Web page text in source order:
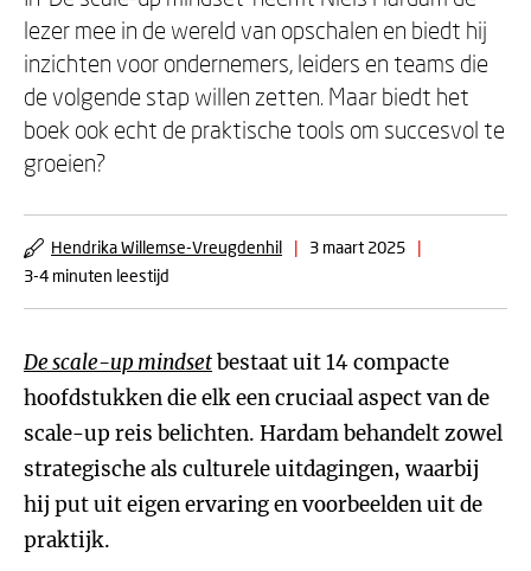
lezer mee in de wereld van opschalen en biedt hij
inzichten voor ondernemers, leiders en teams die
de volgende stap willen zetten. Maar biedt het
boek ook echt de praktische tools om succesvol te
groeien?
Hendrika Willemse-Vreugdenhil | 3 maart 2025
|
3-4 minuten leestijd
De scale-up mindsetbestaat uit 14 compacte
hoofdstukken die elk een cruciaal aspect van de
scale-up reis belichten. Hardam behandelt zowel
strategische als culturele uitdagingen, waarbij
hij put uit eigen ervaring en voorbeelden uit de
praktijk.